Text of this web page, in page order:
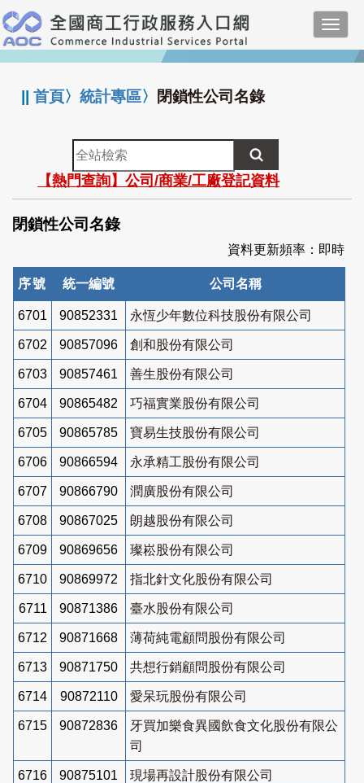
跳
到
主
要
:::
||首頁〉統計專區〉 閉鎖性公司名錄
全
站
檢
索
【熱門查詢】公司/商業/工廠登記資料
閉鎖性公司名錄
資料更新頻率：即時
序號 統一編號 公司名稱
6701 90852331 永恆少年數位科技股份有限公司
6702 90857096 創和股份有限公司
6703 90857461 善生股份有限公司
6704 90865482 巧福實業股份有限公司
6705 90865785 寶易生技股份有限公司
6706 90866594 永承精工股份有限公司
6707 90866790 潤廣股份有限公司
6708 90867025 朗越股份有限公司
6709 90869656 璨崧股份有限公司
6710 90869972 指北針文化股份有限公司
6711 90871386 臺水股份有限公司
6712 90871668 薄荷純電顧問股份有限公司
6713 90871750 共想行銷顧問股份有限公司
6714 90872110 愛呆玩股份有限公司
6715 90872836
牙買加樂食異國飲食文化股份有限公
司
6716 90875101 現場再設計股份有限公司